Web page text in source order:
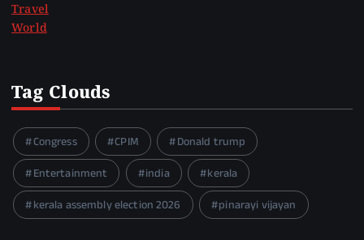
Travel
World
Tag Clouds
Congress CPIM
Donald trump
Entertainment
india
kerala
kerala assembly election 2026
pinarayi vijayan